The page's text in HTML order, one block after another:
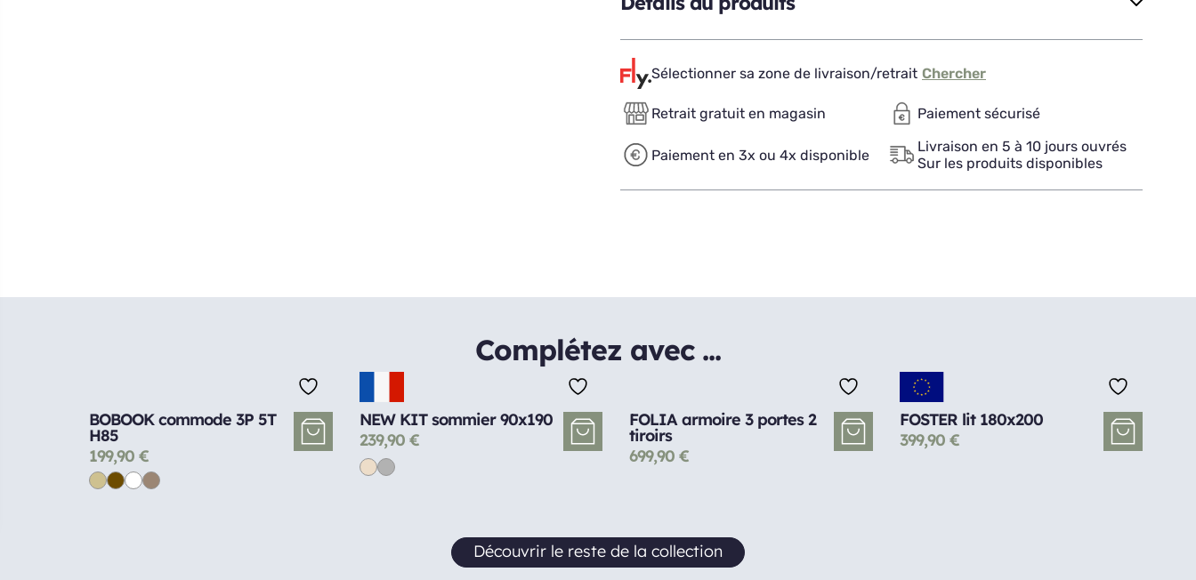
Sélectionner sa zone de livraison/retrait Chercher
Retrait gratuit en magasin Paiement sécurisé
Paiement en 3x ou 4x disponible
Livraison en 5 à 10 jours ouvrés
Sur les produits disponibles
Complétez avec ...
BOBOOK commode 3P 5T
H85
199,90 €
NEW KIT sommier 90x190
239,90 €
FOLIA armoire 3 portes 2
tiroirs
699,90 €
FOSTER lit 180x200
399,90 €
Découvrir le reste de la collection